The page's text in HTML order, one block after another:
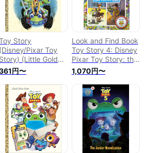
Story
(Disney/Pixar Toy
Story) (Little Golden
Book)円〜
Look and Find Book
Toy Story 4: Disney
Pixar Toy Story: the
Collection
1,070円〜